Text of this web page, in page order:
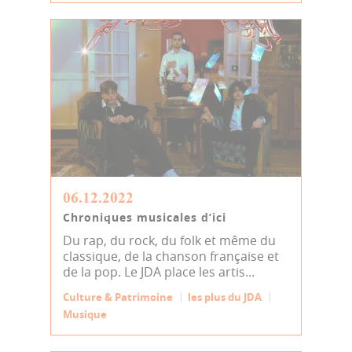
06.12.2022
Chroniques musicales d’ici
Du rap, du rock, du folk et même du
classique, de la chanson française et
de la pop. Le JDA place les artis...
Culture & Patrimoine
les plus du JDA
Musique